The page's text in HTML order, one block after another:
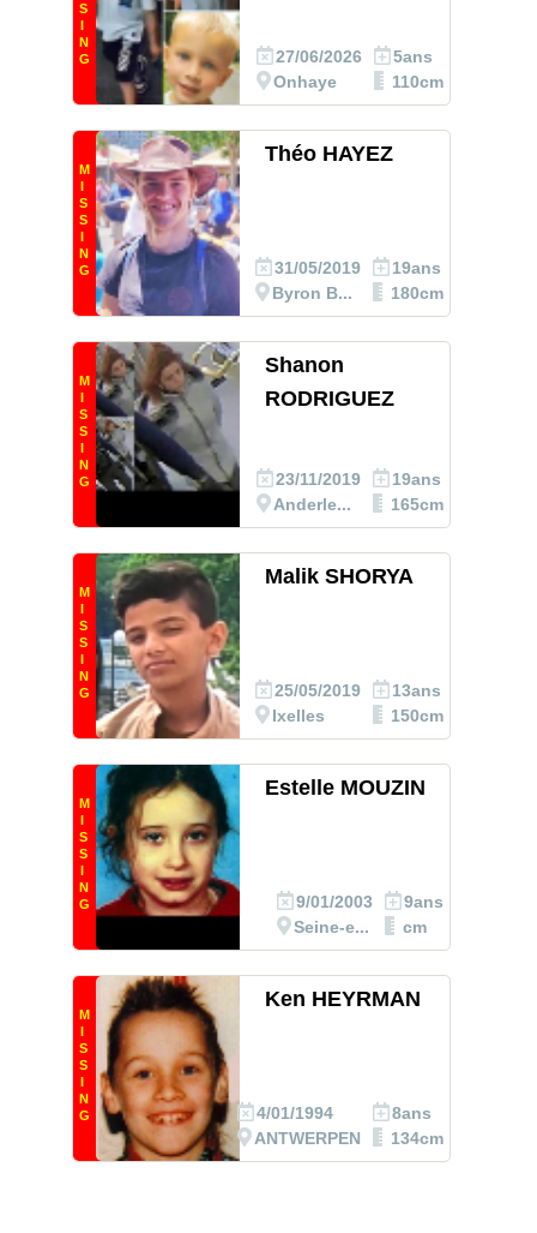
S
I
N
G
27/06/2026
Onhaye
5ans
110cm
M
I
S
S
I
N
G
Théo HAYEZ
31/05/2019
Byron B...
19ans
180cm
M
I
S
S
I
N
G
Shanon
RODRIGUEZ
23/11/2019
Anderle...
19ans
165cm
M
I
S
S
I
N
G
Malik SHORYA
25/05/2019
Ixelles
13ans
150cm
M
I
S
S
I
N
G
Estelle MOUZIN
9/01/2003
Seine-e...
9ans
cm
M
I
S
S
I
N
G
Ken HEYRMAN
4/01/1994
ANTWERPEN
8ans
134cm